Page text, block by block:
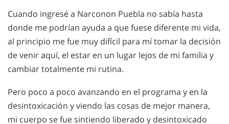
Cuando ingresé a Narconon Puebla no sabía hasta
donde me podrían ayuda a que fuese diferente mi vida,
al principio me fue muy difícil para mí tomar la decisión
de venir aquí, el estar en un lugar lejos de mi familia y
cambiar totalmente mi rutina.
Pero poco a poco avanzando en el programa y en la
desintoxicación y viendo las cosas de mejor manera,
mi cuerpo se fue sintiendo liberado y desintoxicado